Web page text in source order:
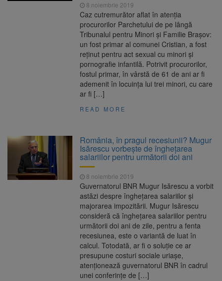
8 noiembrie 2019
Caz cutremurător aflat în atenția
procurorilor Parchetului de pe lângă
Tribunalul pentru Minori și Familie Brașov:
un fost primar al comunei Cristian, a fost
reținut pentru act sexual cu minori și
pornografie infantilă. Potrivit procurorilor,
fostul primar, în vârstă de 61 de ani ar fi
ademenit în locuința lui trei minori, cu care
ar fi […]
READ MORE
România, în pragul recesiunii? Mugur
Isărescu vorbește de înghețarea
salariilor pentru următorii doi ani
8 noiembrie 2019
Guvernatorul BNR Mugur Isărescu a vorbit
astăzi despre înghețarea salariilor și
majorarea impozitării. Mugur Isărescu
consideră că înghețarea salariilor pentru
următorii doi ani de zile, pentru a fenta
recesiunea, este o variantă de luat în
calcul. Totodată, ar fi o soluție ce ar
presupune costuri sociale uriașe,
atenționează guvernatorul BNR în cadrul
unei conferințe de […]